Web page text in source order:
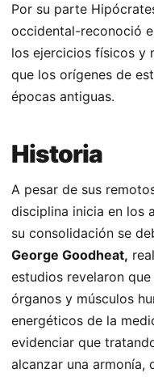
Por su parte
occidental-reconoció
los ejercicios físicos y
que los orígenes de
épocas antiguas.
Historia
A pesar de sus
disciplina inicia en los
su consolidación se
George Goodheat,
estudios revelaron
órganos y músculos
energéticos de la
evidenciar que
alcanzar una armonía,